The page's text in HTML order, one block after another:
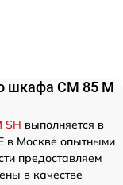
шкафа CM 85 M
SH выполняется в
в Москве опытными
предоставляем
в качестве